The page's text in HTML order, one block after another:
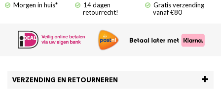
Morgen in huis*
14 dagen
retourrecht!
Gratis verzending
vanaf €80
VERZENDING EN RETOURNEREN